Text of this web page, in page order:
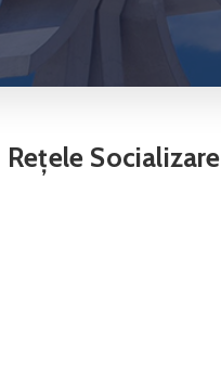
Rețele Socializare